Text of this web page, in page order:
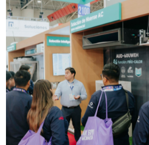
SCRAP
Especificaciones:
Somos Proveedores de
DE RESIDUOS Y
FISCAL
Aplicar al
Empresa en Jalisco
Requiere: